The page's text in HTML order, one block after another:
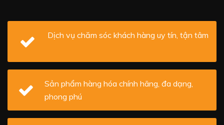
Dịch vụ chăm sóc khách hàng uy tín, tận tâm
Sản phẩm hàng hóa chính hãng, đa dạng,
phong phú